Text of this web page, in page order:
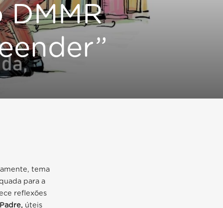
tema
para a
reflexões
úteis